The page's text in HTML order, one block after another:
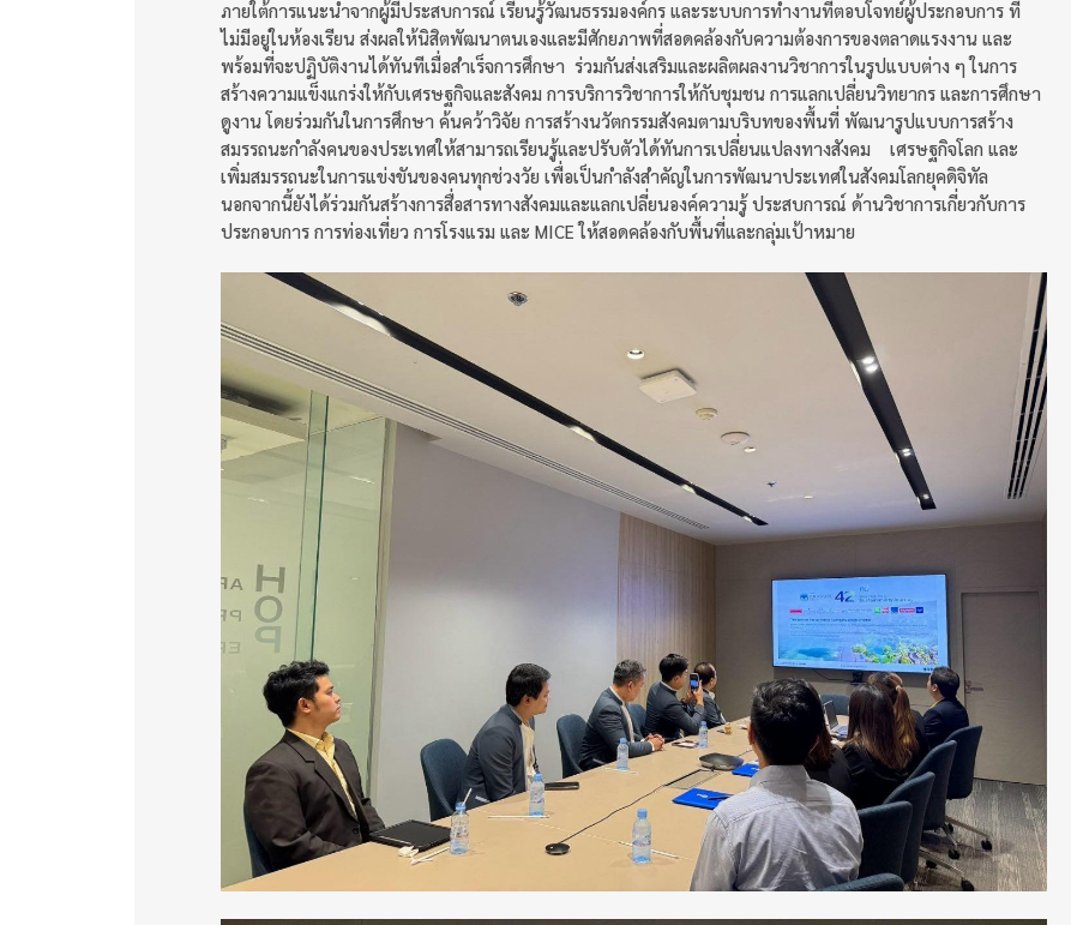
ภายใต้การแนะนำจากผู้มีประสบการณ์ เรียนรู้วัฒนธรรมองค์กร และระบบการทำงานที่ตอบโจทย์ผู้ประกอบการ ที่
ไม่มีอยู่ในห้องเรียน ส่งผลให้นิสิตพัฒนาตนเองและมีศักยภาพที่สอดคล้องกับความต้องการของตลาดแรงงาน และ
พร้อมที่จะปฏิบัติงานได้ทันทีเมื่อสำเร็จการศึกษา ร่วมกันส่งเสริมและผลิตผลงานวิชาการในรูปแบบต่าง ๆ ในการ
สร้างความแข็งแกร่งให้กับเศรษฐกิจและสังคม การบริการวิชาการให้กับชุมชน การแลกเปลี่ยนวิทยากร และการศึกษา
ดูงาน โดยร่วมกันในการศึกษา ค้นคว้าวิจัย การสร้างนวัตกรรมสังคมตามบริบทของพื้นที่ พัฒนารูปแบบการสร้าง
สมรรถนะกำลังคนของประเทศให้สามารถเรียนรู้และปรับตัวได้ทันการเปลี่ยนแปลงทางสังคม เศรษฐกิจโลก และ
เพิ่มสมรรถนะในการแข่งขันของคนทุกช่วงวัย เพื่อเป็นกำลังสำคัญในการพัฒนาประเทศในสังคมโลกยุคดิจิทัล
นอกจากนี้ยังได้ร่วมกันสร้างการสื่อสารทางสังคมและแลกเปลี่ยนองค์ความรู้ ประสบการณ์ ด้านวิชาการเกี่ยวกับการ
ประกอบการ การท่องเที่ยว การโรงแรม และ MICE ให้สอดคล้องกับพื้นที่และกลุ่มเป้าหมาย